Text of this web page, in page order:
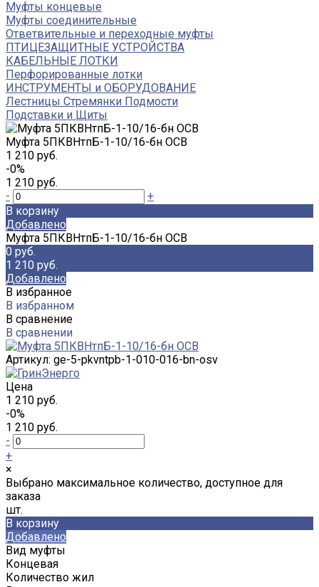
Муфты концевые
Муфты соединительные
Ответвительные и переходные муфты
ПТИЦЕЗАЩИТНЫЕ УСТРОЙСТВА
КАБЕЛЬНЫЕ ЛОТКИ
Перфорированные лотки
ИНСТРУМЕНТЫ и ОБОРУДОВАНИЕ
Лестницы Стремянки Подмости
Подставки и Щиты
Муфта 5ПКВНтпБ-1-10/16-бн ОСВ
1 210 руб.
-0%
1 210 руб.
-
+
В корзину
Добавлено
Муфта 5ПКВНтпБ-1-10/16-бн ОСВ
0 руб.
1 210 руб.
Добавлено
В избранное
В избранном
В сравнение
В сравнении
Артикул: ge-5-pkvntpb-1-010-016-bn-osv
Цена
1 210 руб.
-0%
1 210 руб.
-
+
×
Выбрано максимальное количество, доступное для
заказа
шт.
В корзину
Добавлено
Вид муфты
Концевая
Количество жил